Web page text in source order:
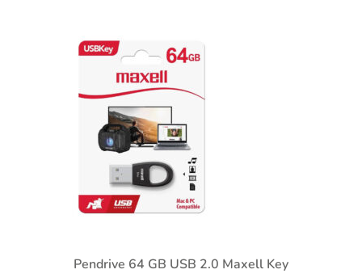
Pendrive 64 GB USB 2.0 Maxell Key